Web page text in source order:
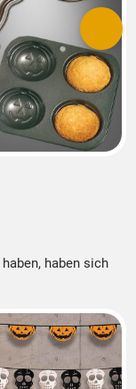
haben sich